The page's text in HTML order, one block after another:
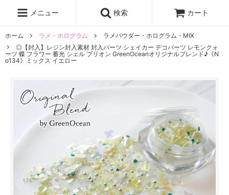
メニュー 検索 カート
ホーム ラメ・ホログラム
ラメパウダー・ホログラム・MIX
◎【封入】レジン封入素材 封入パーツ シェイカー デコパーツ レモンクォ
ーツ 蝶 フラワー 蓄光 シェル ブリオン GreenOceanオリジナルブレンド♪《N
o134》ミックス イエロー